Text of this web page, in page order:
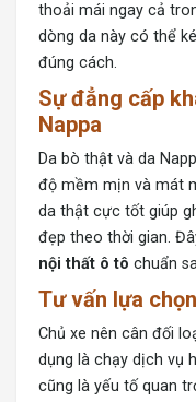
thoải mái ngay cả
dòng da này có thể
đúng cách.
Sự đẳng cấp
Nappa
Da bò thật và da
độ mềm mịn và mát
da thật cực tốt giúp
đẹp theo thời gian.
nội thất ô tô chuẩn
Tư vấn lựa
Chủ xe nên cân đối
dụng là chạy dịch vụ
cũng là yếu tố quan